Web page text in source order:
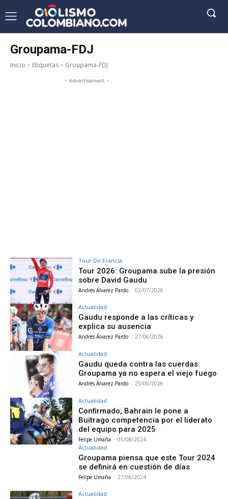
Groupama-FDJ
Inicio Etiquetas Groupama-FDJ
- Advertisement -
Tour De Francia
Tour 2026: Groupama sube la presión
sobre David Gaudu
Andrés Álvarez Pardo - 02/07/2026
Actualidad
Gaudu responde a las críticas y
explica su ausencia
Andrés Álvarez Pardo - 27/06/2026
Actualidad
Gaudu queda contra las cuerdas:
Groupama ya no espera el viejo fuego
Andrés Álvarez Pardo - 25/06/2026
Actualidad
Confirmado, Bahrain le pone a
Buitrago competencia por el liderato
del equipo para 2025
Felipe Umaña - 05/08/2024
Actualidad
Groupama piensa que este Tour 2024
se definirá en cuestión de días
Felipe Umaña - 27/06/2024
Actualidad